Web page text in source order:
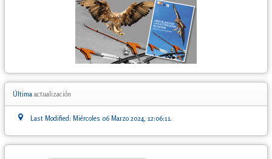
Última actualización
Last Modified: Miércoles 06 Marzo 2024, 12:06:11.